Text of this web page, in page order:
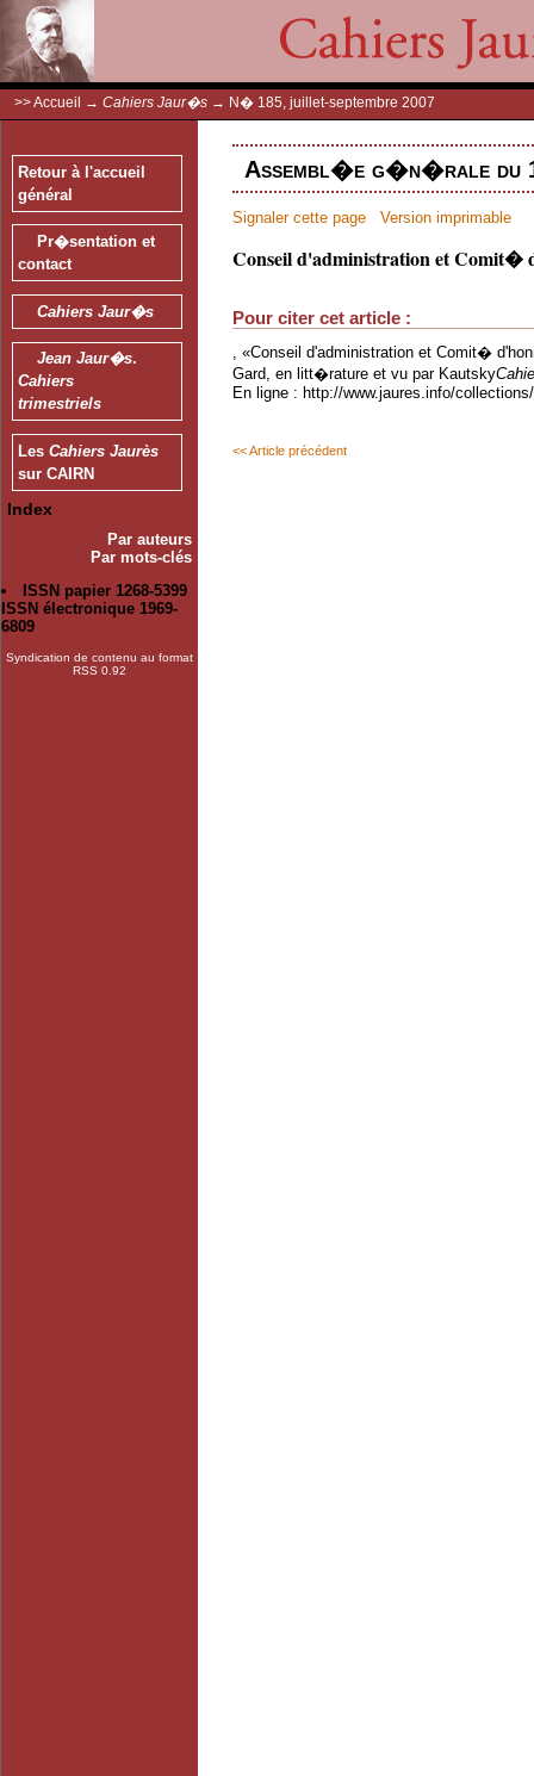
>>Accueil → Cahiers Jaur�s → N� 185, juillet-septembre 2007
Retour à l'accueil
général
Pr�sentation et
contact
Cahiers Jaur�s
Jean Jaur�s.
Cahiers
trimestriels
Les Cahiers Jaurès
sur CAIRN
Index
Par auteurs
Par mots-clés
ISSN papier 1268-5399
ISSN électronique 1969-
6809
Syndication de contenu au format
RSS 0.92
Assembl�e g�n�rale du
Signaler cette page Version imprimable
Conseil d'administration et Comit�
Pour citer cet article :
, «Conseil d'administration et Comit�
Gard, en litt�rature et vu par Kautsky
En ligne : http://www.jaures.info/
<< Article précédent